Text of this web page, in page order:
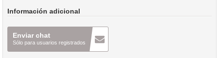
Información adicional
Enviar chat
Sólo para usuarios registrados